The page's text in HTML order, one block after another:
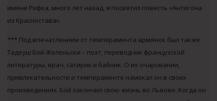
имени Рифка, много лет назад, я посвятил повесть «Антигона
из Красностава».
*** Под впечатлением от темперамента армянок был также
Тадеуш Бой-Желеньски – поэт, переводчик французской
литературы, врач, сатирик и бабник. О их очаровании,
привлекательности и темпераменте намекал он в своих
произведениях. Бой закончил свою жизнь во Львове. Когда он